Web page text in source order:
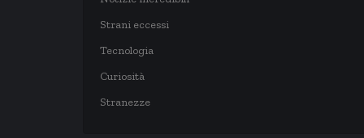
Strani eccessi
Tecnologia
Curiosità
Stranezze